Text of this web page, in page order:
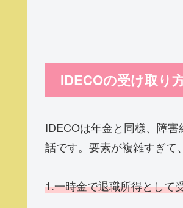
IDECOの受け取り
IDECOは年金と同様、障
話です。要素が複雑すぎて
1.一時金で退職所得として